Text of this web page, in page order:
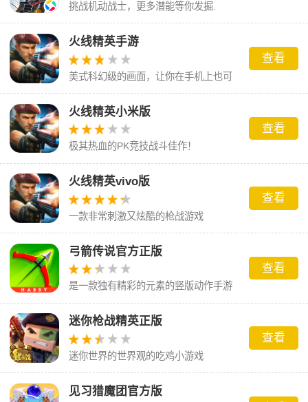
挑战机动战士，更多潜能等你发掘.
火线精英手游
美式科幻级的画面，让你在手机上也可
以体验到机制的枪战乐趣
查看
火线精英小米版
极其热血的PK竞技战斗佳作！
查看
火线精英vivo版
一款非常刺激又炫酷的枪战游戏
查看
弓箭传说官方正版
是一款独有精彩的元素的竖版动作手游
查看
迷你枪战精英正版
迷你世界的世界观的吃鸡小游戏
查看
见习猎魔团官方版